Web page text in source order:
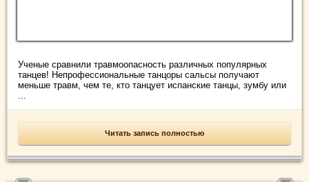
Ученые сравнили травмоопасность различных популярных
танцев! Непрофессиональные танцоры сальсы получают
меньше травм, чем те, кто танцует испанские танцы, зумбу или
...
Читать запись полностью